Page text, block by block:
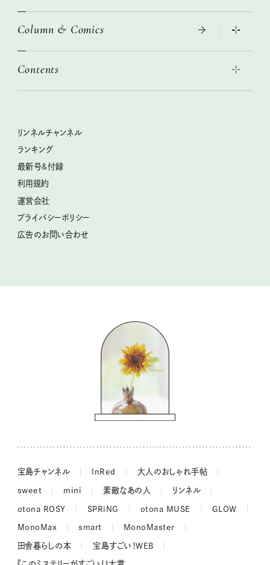
ニトリ・イケア・無印良品で賢くおしゃれなインテリア
絶品、お餅レシピ大集合！
クラフトビール案内
母の日に贈りたい、お花モチーフのアイテム
2026年春夏 トレンドファッションニュース
女子旅おすすめスポット 暮らすように心地いいリンネル旅ガイ
リンネル 暮らしの道具大賞
ナチュラルメイクレッスン
喜ばれる贈り物手帖
猫と一緒に心地いい暮らし
Column & Comics
ぐれいさん
空想喫茶トラノコクさんのあの店この店、喫茶訪問日記
圷みほさんのゆるっと週末キャンプ通信
豆柴・まもるくんの旅日記
柳沢小実さんのお散歩するようなゆるり旅
valoさんのかわいいもの探し
ノーラのフィンランド旅気分
吉田羊さんの着物と12のアソビゴコロ
長谷川あかりさんの今週もお疲れ様つまみ
Contents
リンネル暮らし部
リンネルチャンネル
おぱんつ君のわくわく楽しい一週間占い
毎日が心地よくなるリンネルタロット
リンネルチャンネル
ランキング
最新号&付録
利用規約
運営会社
プライバシーポリシー
広告のお問い合わせ
宝島チャンネル InRed 大人のおしゃれ手帖
sweet mini 素敵なあの人 リンネル
otona ROSY SPRiNG otona MUSE GLOW
MonoMax smart MonoMaster
田舎暮らしの本 宝島すごい！WEB